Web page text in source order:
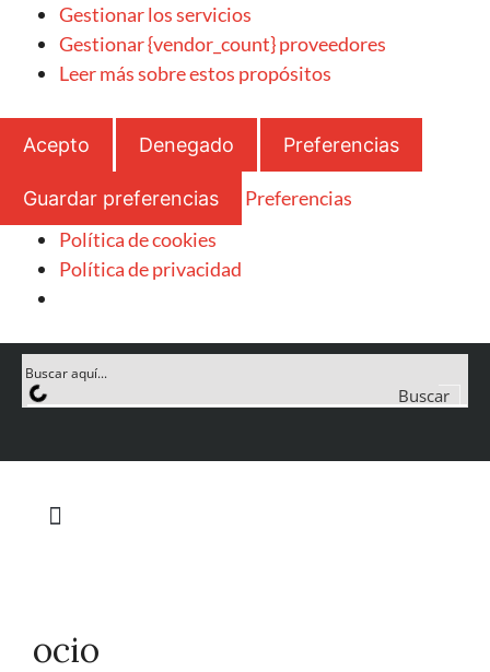
Gestionar los servicios
Gestionar {vendor_count} proveedores
Leer más sobre estos propósitos
Acepto Denegado Preferencias
Guardar preferencias
Preferencias
Política de cookies
Política de privacidad
Buscar
ocio